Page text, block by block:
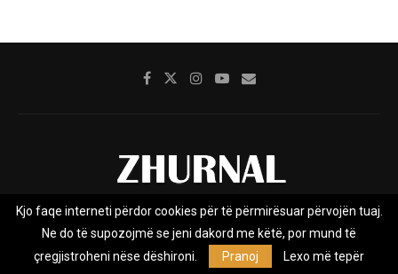
Rreth nesh Impresumi Marketing
Kontakt
Privacy Policy
Kjo faqe interneti përdor cookies për të përmirësuar përvojën tuaj.
Ne do të supozojmë se jeni dakord me këtë, por mund të
çregjistroheni nëse dëshironi.
Pranoj Lexo më tepër